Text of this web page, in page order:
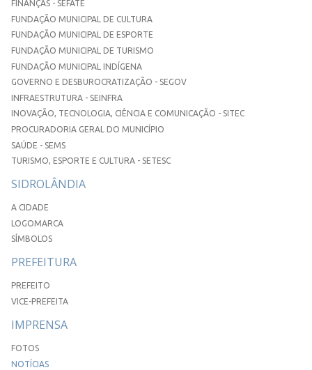
FINANÇAS - SEFATE
FUNDAÇÃO MUNICIPAL DE CULTURA
FUNDAÇÃO MUNICIPAL DE ESPORTE
FUNDAÇÃO MUNICIPAL DE TURISMO
FUNDAÇÃO MUNICIPAL INDÍGENA
GOVERNO E DESBUROCRATIZAÇÃO - SEGOV
INFRAESTRUTURA - SEINFRA
INOVAÇÃO, TECNOLOGIA, CIÊNCIA E COMUNICAÇÃO - SITEC
PROCURADORIA GERAL DO MUNICÍPIO
SAÚDE - SEMS
TURISMO, ESPORTE E CULTURA - SETESC
SIDROLÂNDIA
A CIDADE
LOGOMARCA
SÍMBOLOS
PREFEITURA
PREFEITO
VICE-PREFEITA
IMPRENSA
FOTOS
NOTÍCIAS